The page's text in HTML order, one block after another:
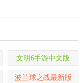
文明6手游中文版
波兰球之战最新版